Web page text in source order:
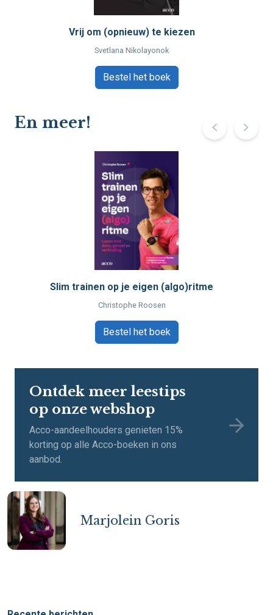
Vrij om (opnieuw) te kiezen
Svetlana Nikolayonok
Bestel het boek
En meer!
Slim trainen op je eigen (algo)ritme
Christophe Roosen
Bestel het boek
Ontdek meer leestips
op onze webshop
Acco-aandeelhouders genieten 15%
korting op alle Acco-boeken in ons
aanbod.
Marjolein Goris